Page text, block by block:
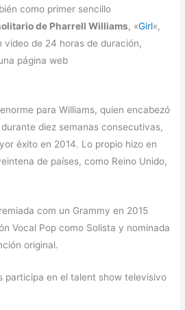
como primer sencillo
de Pharrell Williams, «Girl«,
video de 24 horas de duración,
página web
para Williams, quien encabezó
diez semanas consecutivas,
éxito en 2014. Lo propio hizo en
de países, como Reino Unido,
com un Grammy en 2015
Vocal Pop como Solista y nominada
original.
participa en el talent show televisivo